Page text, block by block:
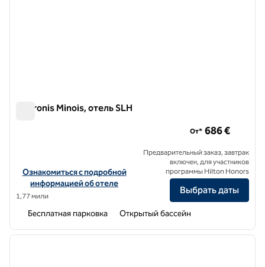
Andronis Minois, отель SLH
Посмотреть информацию об отеле Andronis Minois, a SLH Hotel
Ознакомиться с подробной
информацией об отеле
1,77 мили
От* 686 €
Предварительный заказ, завтрак
включен, для участников
программы Hilton Honors
Выбрать даты
Бесплатная парковка Открытый бассейн
1 из 12